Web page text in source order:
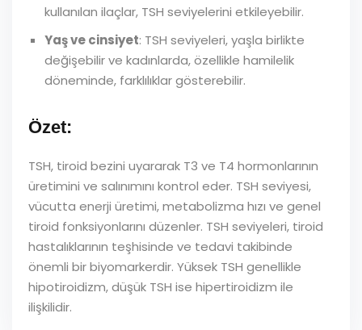
kullanılan ilaçlar, TSH seviyelerini etkileyebilir.
Yaş ve cinsiyet: TSH seviyeleri, yaşla birlikte
değişebilir ve kadınlarda, özellikle hamilelik
döneminde, farklılıklar gösterebilir.
Özet:
TSH, tiroid bezini uyararak T3 ve T4 hormonlarının
üretimini ve salınımını kontrol eder. TSH seviyesi,
vücutta enerji üretimi, metabolizma hızı ve genel
tiroid fonksiyonlarını düzenler. TSH seviyeleri, tiroid
hastalıklarının teşhisinde ve tedavi takibinde
önemli bir biyomarkerdir. Yüksek TSH genellikle
hipotiroidizm, düşük TSH ise hipertiroidizm ile
ilişkilidir.